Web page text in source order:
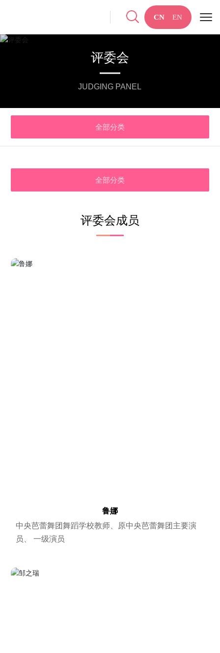
CN EN
评委会
JUDGING PANEL
全部分类
全部分类
评委会成员
鲁娜
中央芭蕾舞团舞蹈学校教师、原中央芭蕾舞团主要演
员、 一级演员